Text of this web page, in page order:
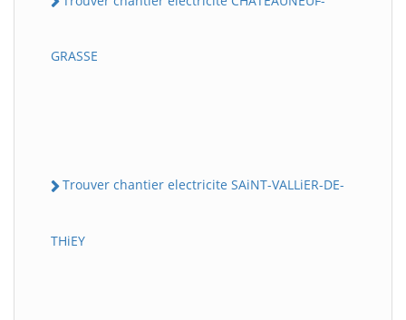
GRASSE
Trouver chantier electricite SAiNT-VALLiER-DE-
THiEY